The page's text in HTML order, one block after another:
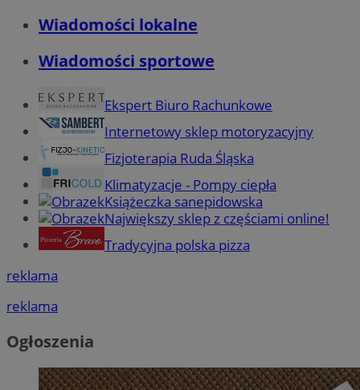
Wiadomości lokalne
Wiadomości sportowe
Ekspert Biuro Rachunkowe
Internetowy sklep motoryzacyjny
Fizjoterapia Ruda Śląska
Klimatyzacje - Pompy ciepła
Książeczka sanepidowska
Największy sklep z częściami online!
Tradycyjna polska pizza
reklama
reklama
Ogłoszenia